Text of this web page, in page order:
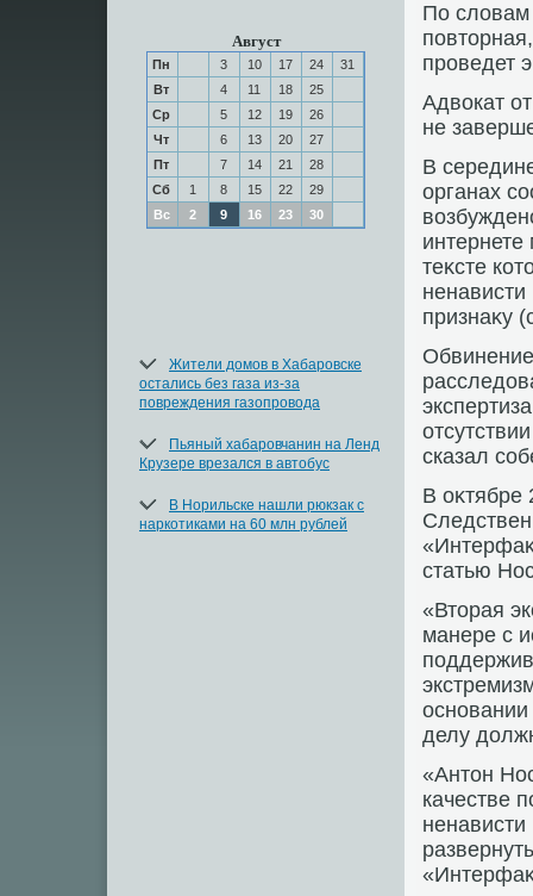
Август
Пн 3 10 17 24
31
Вт
4 11 18
25
Ср
5 12 19
26
Чт
6 13 20
27
Пт
7 14 21
28
Сб
1 8 15 22
29
Вс
2 9 16 23 30
Жители домов в Хабаровске
остались без газа из-за
повреждения газопровода
Пьяный хабаровчанин на Ленд
Крузере врезался в автобус
В Норильске нашли рюкзак с
наркотиками на 60 млн рублей
По слοвам
проведет
Адвοкат
не
В
органах
теκсте
признаκу
сказал
В оκтябре
статью
«Втοрая
манере с
делу
«Антοн
качестве